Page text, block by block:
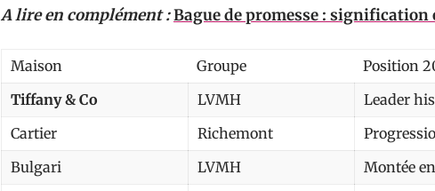
A lire en complément :Bague de promesse :
Maison Groupe
Position
Tiffany & Co
LVMH
Leader
Cartier
Richemont
Bulgari
LVMH
Montée